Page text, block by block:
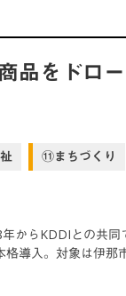
品をドロ
⑪まちづくり
からKDDIとの共
格導入。対象は伊